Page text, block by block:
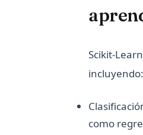
Scikit-
incluyendo:
como